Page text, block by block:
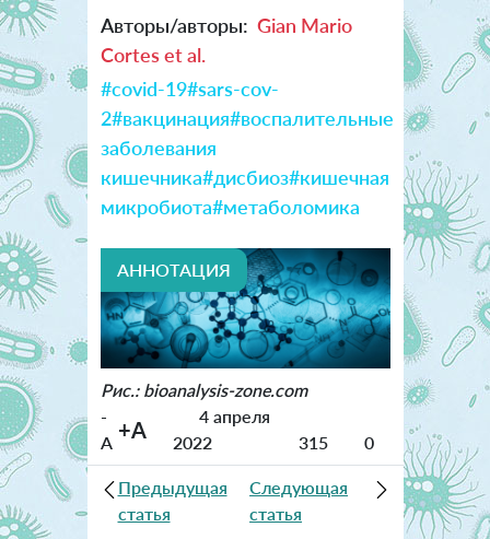
Авторы/авторы: Gian Mario
Cortes et al.
#covid-19#sars-cov-
2#вакцинация#воспалительные
заболевания
кишечника#дисбиоз#кишечная
микробиота#метаболомика
АННОТАЦИЯ
Рис.: bioanalysis-zone.com
-
A +A
4 апреля
2022
315 0
Предыдущая
статья
Следующая
статья